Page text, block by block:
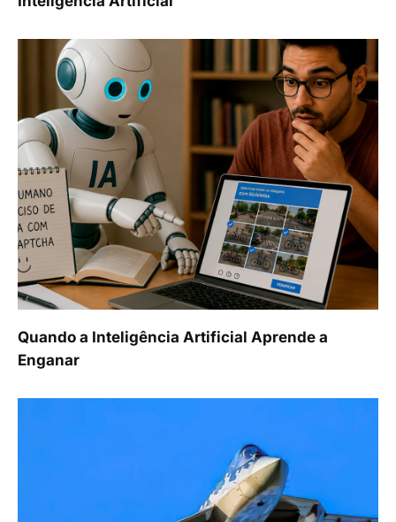
Quando a Inteligência Artificial Aprende a
Enganar